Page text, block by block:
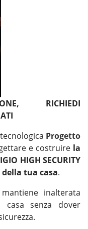
RICHIEDI
Progetto
e costruire la
HIGH SECURITY
tua casa.
mantiene inalterata
casa senza dover